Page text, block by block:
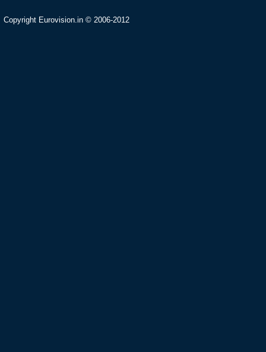
Copyright Eurovision.in © 2006-2012